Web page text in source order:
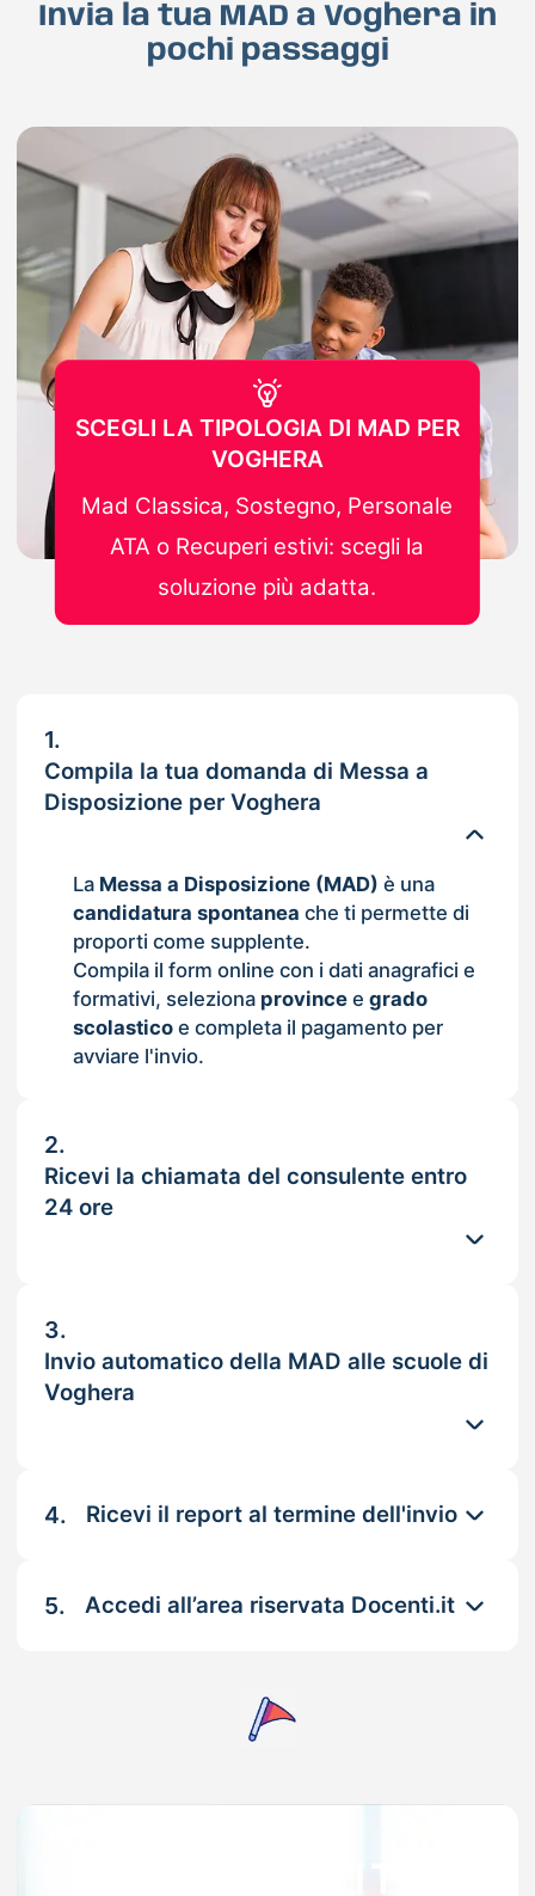
Invia la tua MAD a Voghera in
pochi passaggi
1.
Compila la tua domanda di Messa a
Disposizione per Voghera
La Messa a Disposizione (MAD) è una
candidatura spontanea che ti permette di
proporti come supplente.
Compila il form online con i dati anagrafici e
formativi, seleziona provincee grado
scolasticoe completa il pagamento per
avviare l'invio.
2.
Ricevi la chiamata del consulente entro
24 ore
3.
Invio automatico della MAD alle scuole di
Voghera
4. Ricevi il report al termine dell'invio
5. Accedi all’area riservata Docenti.it
SCEGLI LA TIPOLOGIA DI MAD PER
VOGHERA
Mad Classica, Sostegno, Personale
ATA o Recuperi estivi: scegli la
soluzione più adatta.